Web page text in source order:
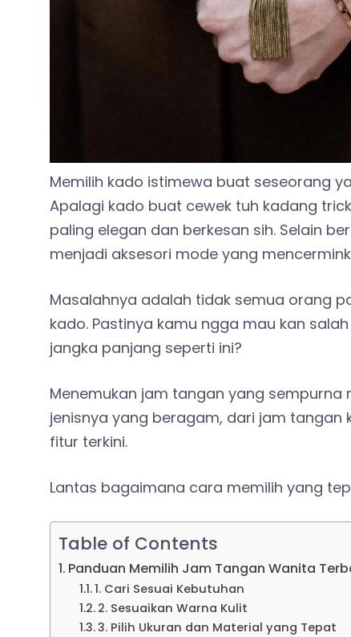
Memilih kado istimewa buat seseorang
Apalagi kado buat cewek tuh kadang
paling elegan dan berkesan sih. Selain
menjadi aksesori mode yang
Masalahnya adalah tidak semua orang
kado. Pastinya kamu ngga mau kan
jangka panjang seperti ini?
Menemukan jam tangan yang
jenisnya yang beragam, dari jam
fitur terkini.
Lantas bagaimana cara memilih yang
Table of Contents
Panduan Memilih Jam Tangan Wanita
1. Cari Sesuai Kebutuhan
2. Sesuaikan Warna Kulit
3. Pilih Ukuran dan Material yang Tepat